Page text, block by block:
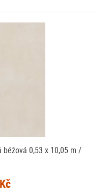
0,53 x 10,05 m /